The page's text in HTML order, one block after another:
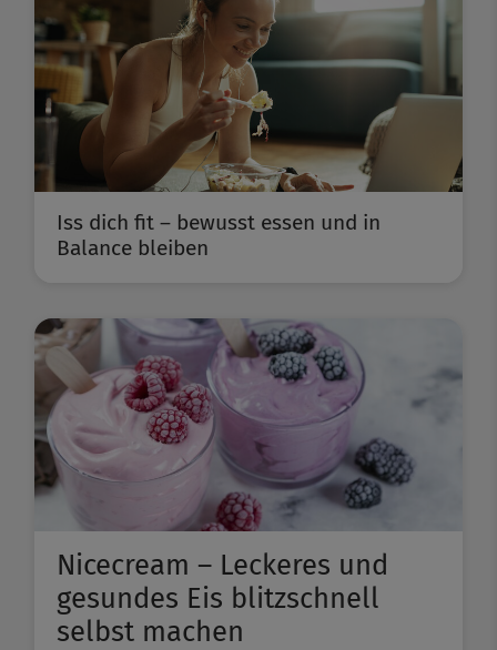
Iss dich fit – bewusst essen und in
Balance bleiben
Nicecream – Leckeres und
gesundes Eis blitzschnell
selbst machen